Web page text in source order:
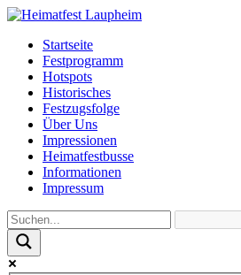
Startseite
Festprogramm
Hotspots
Historisches
Festzugsfolge
Über Uns
Impressionen
Heimatfestbusse
Informationen
Impressum